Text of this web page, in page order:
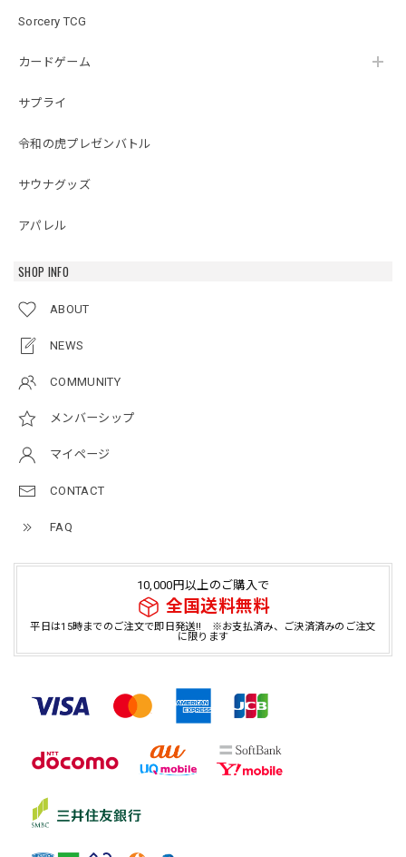
Sorcery TCG
カードゲーム
サプライ
令和の虎プレゼンバトル
サウナグッズ
アパレル
SHOP INFO
ABOUT
NEWS
COMMUNITY
メンバーシップ
マイページ
CONTACT
FAQ
10,000円以上のご購入で
全国送料無料
平日は15時までのご注文で即日発送!! ※お支払済み、ご決済済みのご注文
に限ります